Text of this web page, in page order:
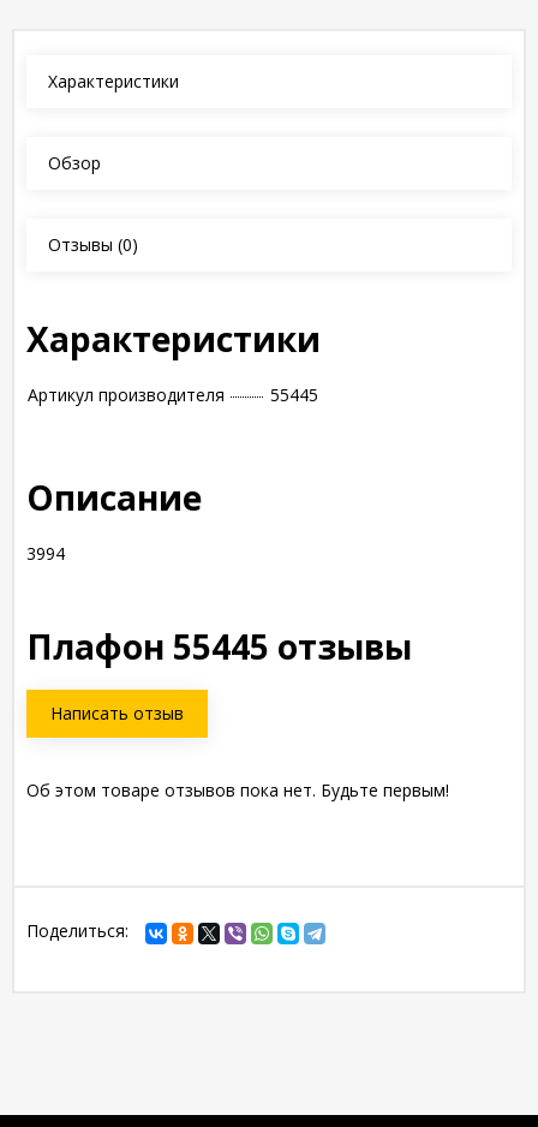
Характеристики
Обзор
Отзывы (0)
Характеристики
Артикул производителя 55445
Описание
3994
Плафон 55445 отзывы
Написать отзыв
Об этом товаре отзывов пока нет. Будьте первым!
Поделиться: